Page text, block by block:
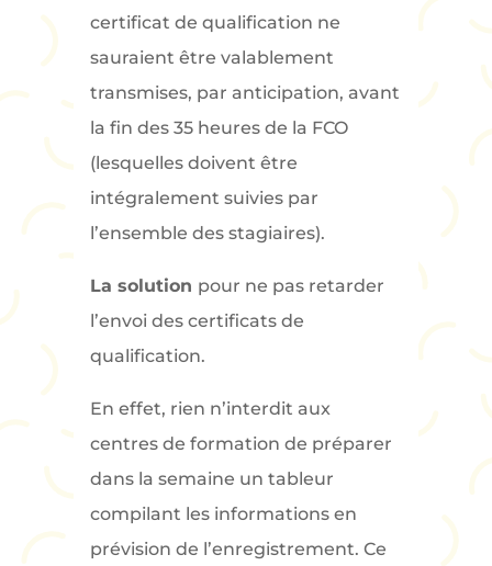
certificat de qualification ne
sauraient être valablement
transmises, par anticipation, avant
la fin des 35 heures de la FCO
(lesquelles doivent être
intégralement suivies par
l’ensemble des stagiaires).
La solution pour ne pas retarder
l’envoi des certificats de
qualification.
En effet, rien n’interdit aux
centres de formation de préparer
dans la semaine un tableur
compilant les informations en
prévision de l’enregistrement. Ce